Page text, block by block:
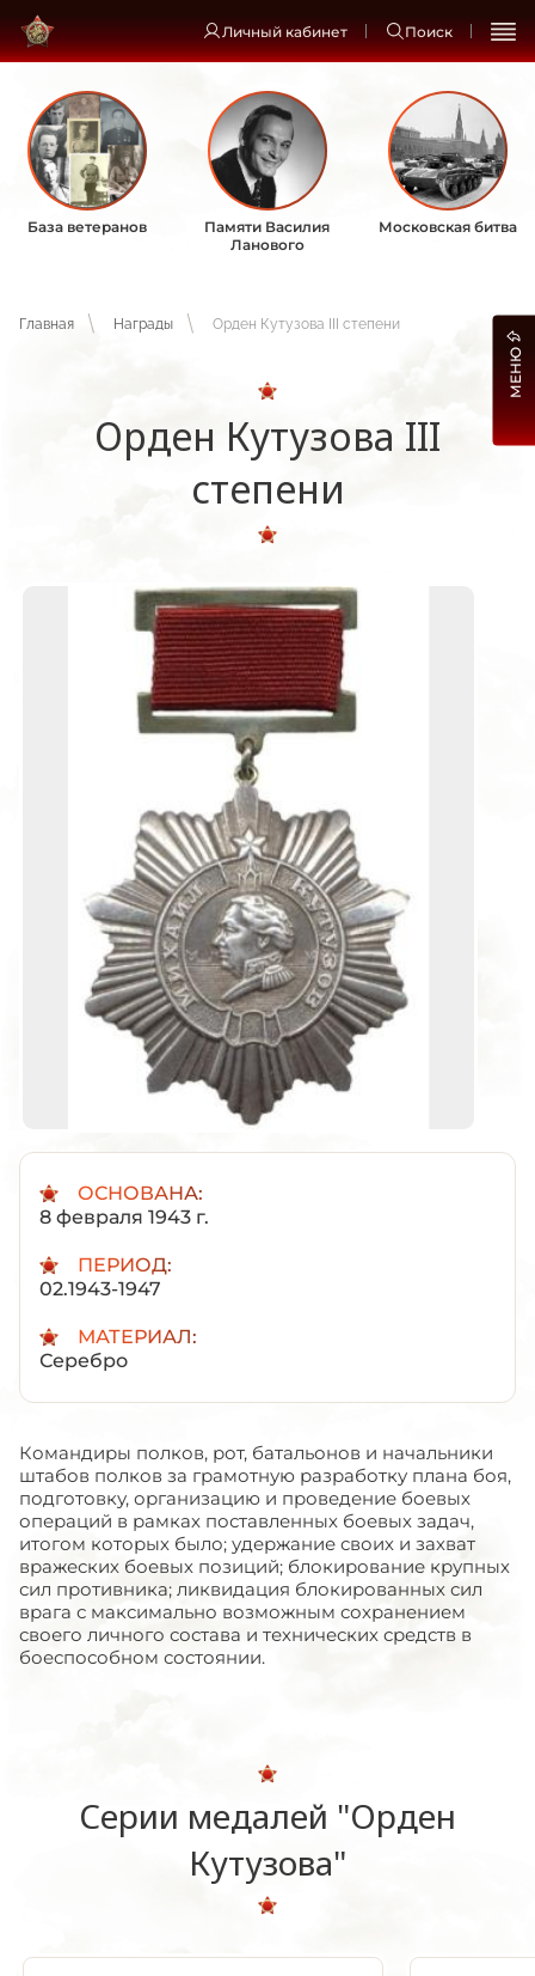
Личный кабинет Поиск
База ветеранов
Памяти Василия
Ланового
Московская битва
Главная Награды Орден Кутузова III степени
Орден Кутузова III
степени
ОСНОВАНА:
8 февраля 1943 г.
ПЕРИОД:
02.1943-1947
МАТЕРИАЛ:
Серебро
Командиры полков, рот, батальонов и начальники
штабов полков за грамотную разработку плана боя,
подготовку, организацию и проведение боевых
операций в рамках поставленных боевых задач,
итогом которых было; удержание своих и захват
вражеских боевых позиций; блокирование крупных
сил противника; ликвидация блокированных сил
врага с максимально возможным сохранением
своего личного состава и технических средств в
боеспособном состоянии.
Серии медалей "Орден
Кутузова"
МЕНЮ